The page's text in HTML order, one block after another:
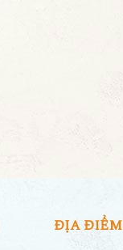
ĐỊA ĐIỂM